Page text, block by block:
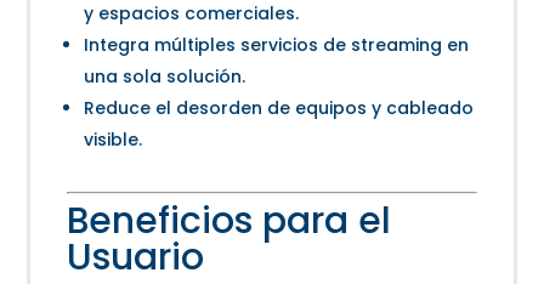
y espacios comerciales.
Integra múltiples servicios de streaming en
una sola solución.
Reduce el desorden de equipos y cableado
visible.
Beneficios para el
Usuario